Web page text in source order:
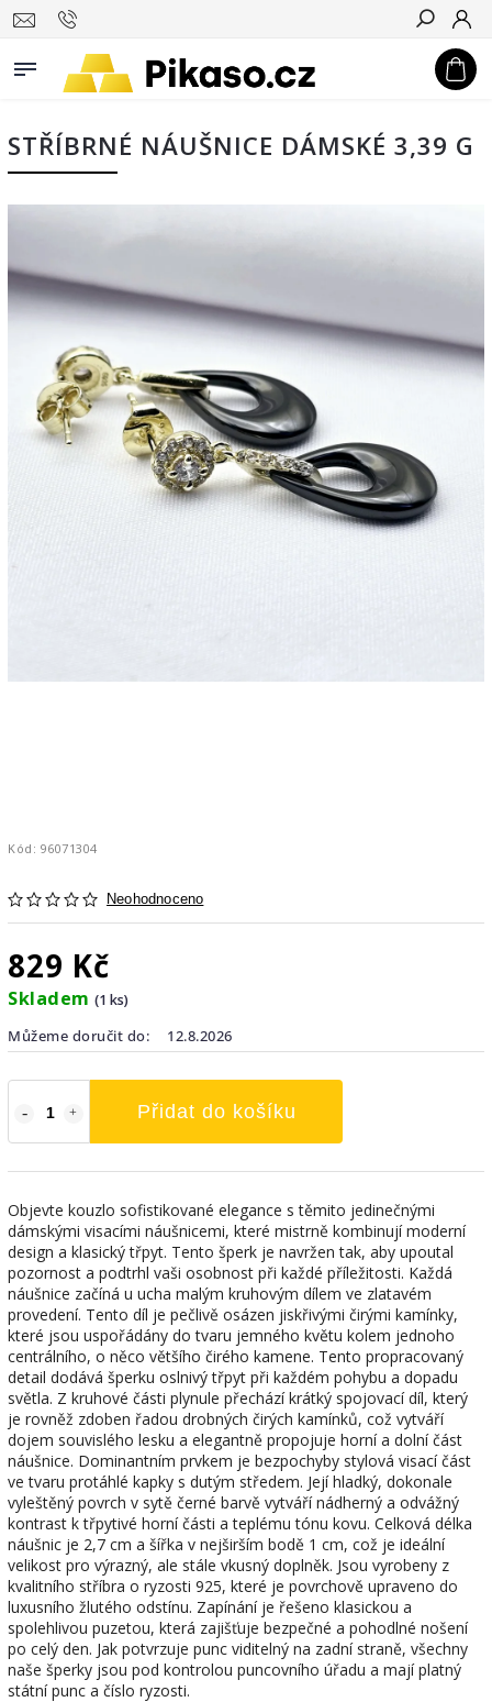
Hledat
STŘÍBRNÉ NÁUŠNICE DÁMSKÉ 3,39 G
Kód: 96071304
Neohodnoceno
829 Kč
Skladem (1 ks)
Můžeme doručit do:
12.8.2026
Přidat do košíku
Objevte kouzlo sofistikované elegance s těmito jedinečnými
dámskými visacími náušnicemi, které mistrně kombinují moderní
design a klasický třpyt. Tento šperk je navržen tak, aby upoutal
pozornost a podtrhl vaši osobnost při každé příležitosti. Každá
náušnice začíná u ucha malým kruhovým dílem ve zlatavém
provedení. Tento díl je pečlivě osázen jiskřivými čirými kamínky,
které jsou uspořádány do tvaru jemného květu kolem jednoho
centrálního, o něco většího čirého kamene. Tento propracovaný
detail dodává šperku oslnivý třpyt při každém pohybu a dopadu
světla. Z kruhové části plynule přechází krátký spojovací díl, který
je rovněž zdoben řadou drobných čirých kamínků, což vytváří
dojem souvislého lesku a elegantně propojuje horní a dolní část
náušnice. Dominantním prvkem je bezpochyby stylová visací část
ve tvaru protáhlé kapky s dutým středem. Její hladký, dokonale
vyleštěný povrch v sytě černé barvě vytváří nádherný a odvážný
kontrast k třpytivé horní části a teplému tónu kovu. Celková délka
náušnic je 2,7 cm a šířka v nejširším bodě 1 cm, což je ideální
velikost pro výrazný, ale stále vkusný doplněk. Jsou vyrobeny z
kvalitního stříbra o ryzosti 925, které je povrchově upraveno do
luxusního žlutého odstínu. Zapínání je řešeno klasickou a
spolehlivou puzetou, která zajišťuje bezpečné a pohodlné nošení
po celý den. Jak potvrzuje punc viditelný na zadní straně, všechny
naše šperky jsou pod kontrolou puncovního úřadu a mají platný
státní punc a číslo ryzosti.